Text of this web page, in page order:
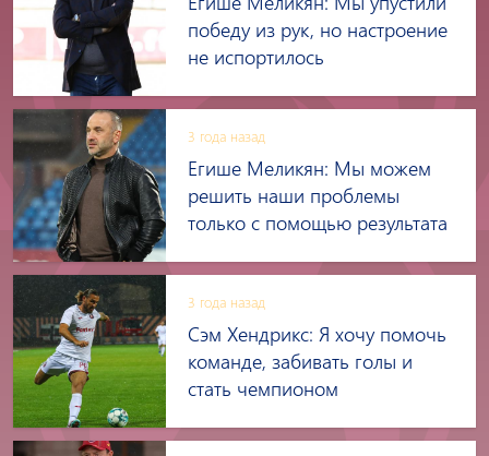
победу из рук, но настроение
не испортилось
3 года назад
Егише Меликян: Мы можем
решить наши проблемы
только с помощью результата
3 года назад
Сэм Хендрикс։ Я хочу помочь
команде, забивать голы и
стать чемпионом